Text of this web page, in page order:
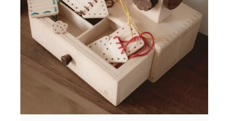
もしくはご予約受付中！お申し込みはこちらから！
※事前予約は前日10/28まで
※空席があれば当日参加可能です！
ぜひお楽しみにお待ちください
お問い合わせ先：IKONIHサポートデスク
TEL:06-6260-7152 (10:00〜16:00)
どんな表情を返してくれるかな？
『かわいいね〜』
声かけに対して、 赤ちゃんも声や表情、体で思いを
キャッチ。
はじめてミラーラトルを通して、
いろんな形のコミュニケーションを楽しんで◎
ミラーに映る姿を見つめる赤ちゃん。